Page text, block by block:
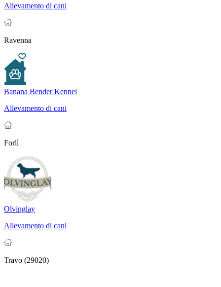
Allevamento di cani
Ravenna
Banana Bender Kennel
Allevamento di cani
Forlì
Olvinglay
Allevamento di cani
Travo (29020)